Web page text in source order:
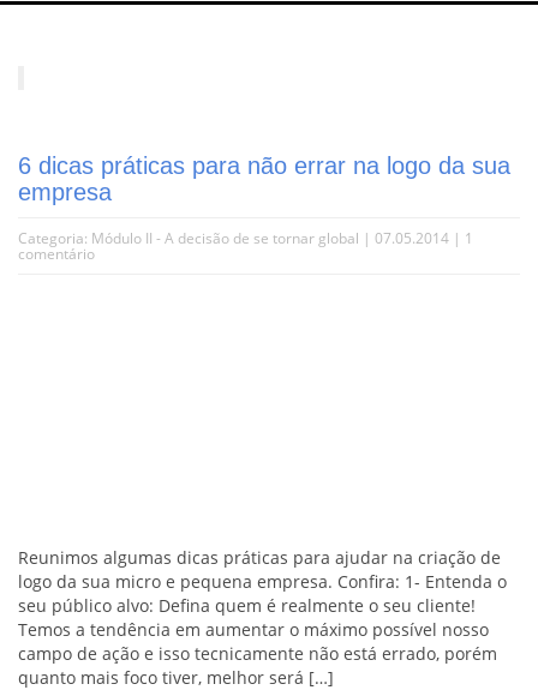
6 dicas práticas para não errar na logo da sua
empresa
Categoria: Módulo II - A decisão de se tornar global | 07.05.2014 | 1
comentário
Reunimos algumas dicas práticas para ajudar na criação de
logo da sua micro e pequena empresa. Confira: 1- Entenda o
seu público alvo: Defina quem é realmente o seu cliente!
Temos a tendência em aumentar o máximo possível nosso
campo de ação e isso tecnicamente não está errado, porém
quanto mais foco tiver, melhor será […]